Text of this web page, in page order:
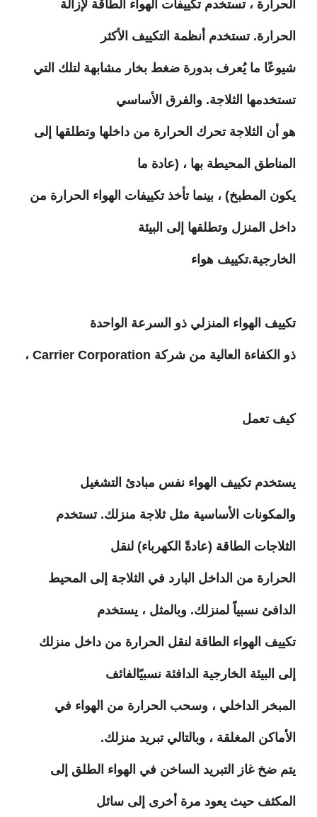
الحرارة ، تستخدم تكييفات الهواء الطاقة لإزالة
الحرارة. تستخدم أنظمة التكييف الأكثر
شيوعًا ما يُعرف بدورة ضغط بخار مشابهة لتلك التي
تستخدمها الثلاجة. والفرق الأساسي
هو أن الثلاجة تحرك الحرارة من داخلها وتطلقها إلى
المناطق المحيطة بها ، (عادة ما
يكون المطبخ) ، بينما تأخذ تكييفات الهواء الحرارة من
داخل المنزل وتطلقها إلى البيئة
الخارجية.تكييف هواء
تكييف الهواء المنزلي ذو السرعة الواحدة
ذو الكفاءة العالية من شركة Carrier Corporation ،
كيف تعمل
يستخدم تكييف الهواء نفس مبادئ التشغيل
والمكونات الأساسية مثل ثلاجة منزلك. تستخدم
الثلاجات الطاقة (عادةً الكهرباء) لنقل
الحرارة من الداخل البارد في الثلاجة إلى المحيط
الدافئ نسبياً لمنزلك. وبالمثل ، يستخدم
تكييف الهواء الطاقة لنقل الحرارة من داخل منزلك
إلى البيئة الخارجية الدافئة نسبيًالفائف
المبخر الداخلي ، وسحب الحرارة من الهواء في
الأماكن المغلقة ، وبالتالي تبريد منزلك.
يتم ضخ غاز التبريد الساخن في الهواء الطلق إلى
المكثف حيث يعود مرة أخرى إلى سائل